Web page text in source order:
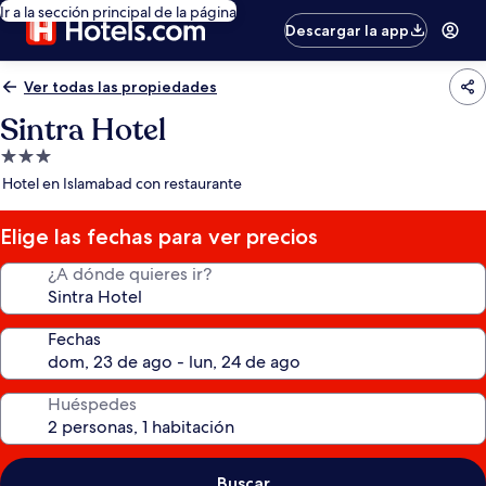
Ir a la sección principal de la página
Descargar la app
Ver todas las propiedades
Sintra Hotel
Propiedad
de
estrellas
Hotel en Islamabad con restaurante
Elige las fechas para ver precios
¿A dónde quieres ir?
Fechas
Huéspedes